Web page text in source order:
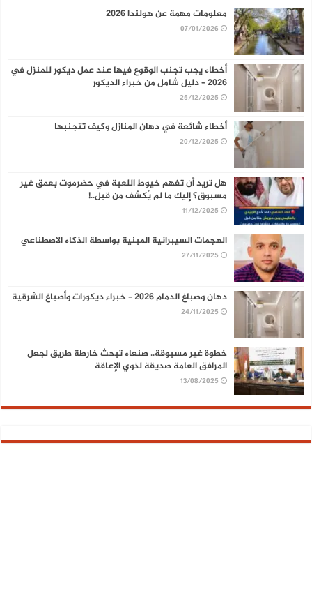
معلومات مهمة عن هولندا 2026
07/01/2026
أخطاء يجب تجنب الوقوع فيها عند عمل ديكور للمنزل في
2026 – دليل شامل من خبراء الديكور
25/12/2025
أخطاء شائعة في دهان المنازل وكيف تتجنبها
20/12/2025
هل تريد أن تفهم خيوط اللعبة في حضرموت بعمق غير
مسبوق؟ إليك ما لم يُكشف من قبل..!
11/12/2025
الهجمات السيبرانية المبنية بواسطة الذكاء الاصطناعي
27/11/2025
دهان وصباغ الدمام 2026 – خبراء ديكورات وأصباغ الشرقية
24/11/2025
خطوة غير مسبوقة.. صنعاء تبحث خارطة طريق لجعل
المرافق العامة صديقة لذوي الإعاقة
13/08/2025